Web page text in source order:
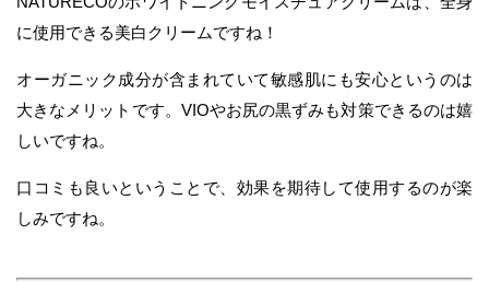
に使用できる美白クリームですね！
オーガニック成分が含まれていて敏感肌にも安心というのは
大きなメリットです。VIOやお尻の黒ずみも対策できるのは嬉
しいですね。
口コミも良いということで、効果を期待して使用するのが楽
しみですね。